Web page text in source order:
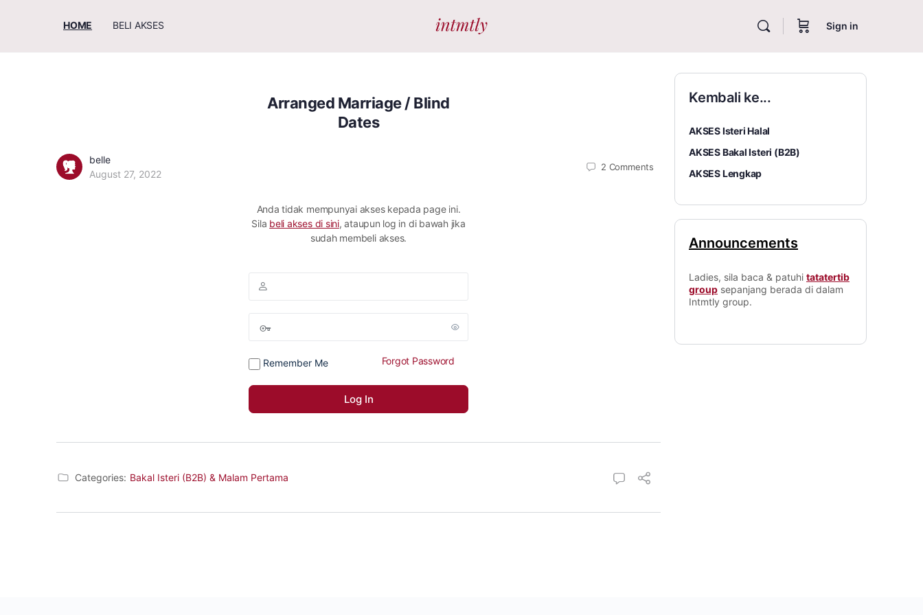
HOME BELI AKSES Sign in
Arranged Marriage / Blind
Dates
belle
August 27, 2022
2 Comments
Anda tidak mempunyai akses kepada page ini.
Sila beli akses di sini, ataupun log in di bawah jika
sudah membeli akses.
Remember Me Forgot Password
Categories: Bakal Isteri (B2B) & Malam Pertama
Kembali ke...
AKSES Isteri Halal
AKSES Bakal Isteri (B2B)
AKSES Lengkap
Announcements
Ladies, sila baca & patuhi tatatertib
group sepanjang berada di dalam
Intmtly group.